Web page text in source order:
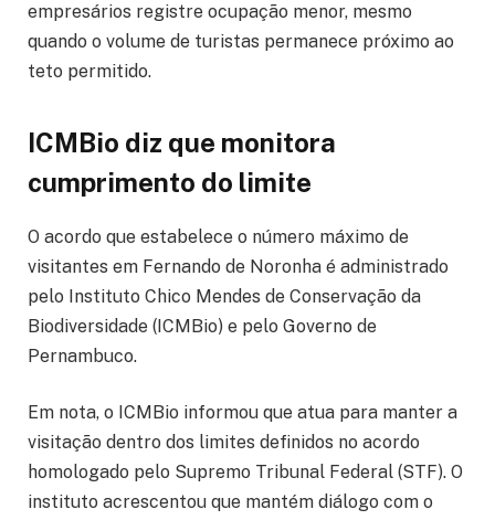
empresários registre ocupação menor, mesmo
quando o volume de turistas permanece próximo ao
teto permitido.
ICMBio diz que monitora
cumprimento do limite
O acordo que estabelece o número máximo de
visitantes em Fernando de Noronha é administrado
pelo Instituto Chico Mendes de Conservação da
Biodiversidade (ICMBio) e pelo Governo de
Pernambuco.
Em nota, o ICMBio informou que atua para manter a
visitação dentro dos limites definidos no acordo
homologado pelo Supremo Tribunal Federal (STF). O
instituto acrescentou que mantém diálogo com o